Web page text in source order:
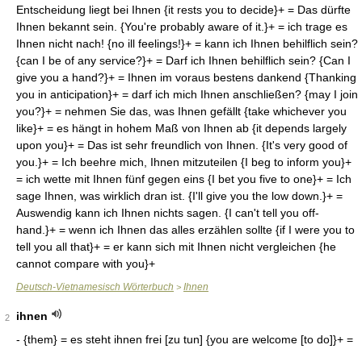
Entscheidung liegt bei Ihnen {it rests you to decide}+ = Das dürfte
Ihnen bekannt sein. {You're probably aware of it.}+ = ich trage es
Ihnen nicht nach! {no ill feelings!}+ = kann ich Ihnen behilflich sein?
{can I be of any service?}+ = Darf ich Ihnen behilflich sein? {Can I
give you a hand?}+ = Ihnen im voraus bestens dankend {Thanking
you in anticipation}+ = darf ich mich Ihnen anschließen? {may I join
you?}+ = nehmen Sie das, was Ihnen gefällt {take whichever you
like}+ = es hängt in hohem Maß von Ihnen ab {it depends largely
upon you}+ = Das ist sehr freundlich von Ihnen. {It's very good of
you.}+ = Ich beehre mich, Ihnen mitzuteilen {I beg to inform you}+
= ich wette mit Ihnen fünf gegen eins {I bet you five to one}+ = Ich
sage Ihnen, was wirklich dran ist. {I'll give you the low down.}+ =
Auswendig kann ich Ihnen nichts sagen. {I can't tell you off-
hand.}+ = wenn ich Ihnen das alles erzählen sollte {if I were you to
tell you all that}+ = er kann sich mit Ihnen nicht vergleichen {he
cannot compare with you}+
Deutsch-Vietnamesisch Wörterbuch > Ihnen
2
ihnen
- {them} = es steht ihnen frei [zu tun] {you are welcome [to do]}+ =